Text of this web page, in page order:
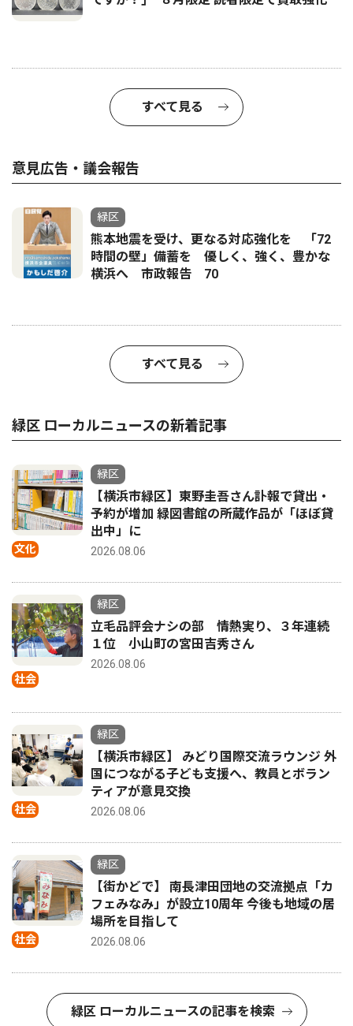
すべて見る
意見広告・議会報告
緑区
熊本地震を受け、更なる対応強化を 「72
時間の壁」備蓄を 優しく、強く、豊かな
横浜へ 市政報告 70
すべて見る
緑区 ローカルニュースの新着記事
文化
緑区
【横浜市緑区】東野圭吾さん訃報で貸出・
予約が増加 緑図書館の所蔵作品が「ほぼ貸
出中」に
2026.08.06
社会
緑区
立毛品評会ナシの部 情熱実り、３年連続
１位 小山町の宮田吉秀さん
2026.08.06
社会
緑区
【横浜市緑区】 みどり国際交流ラウンジ 外
国につながる子ども支援へ、教員とボラン
ティアが意見交換
2026.08.06
社会
緑区
【街かどで】 南長津田団地の交流拠点「カ
フェみなみ」が設立10周年 今後も地域の居
場所を目指して
2026.08.06
緑区 ローカルニュースの記事を検索